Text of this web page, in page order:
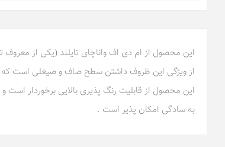
این محصول از ام دی اف واناچای تایلند (یکی از
از ویژگی این ظروف داشتن سطح صاف و صیغلی است که
این محصول از قابلیت رنگ پذیری بالایی برخوردار است
به سادگی امکان پذیر است .